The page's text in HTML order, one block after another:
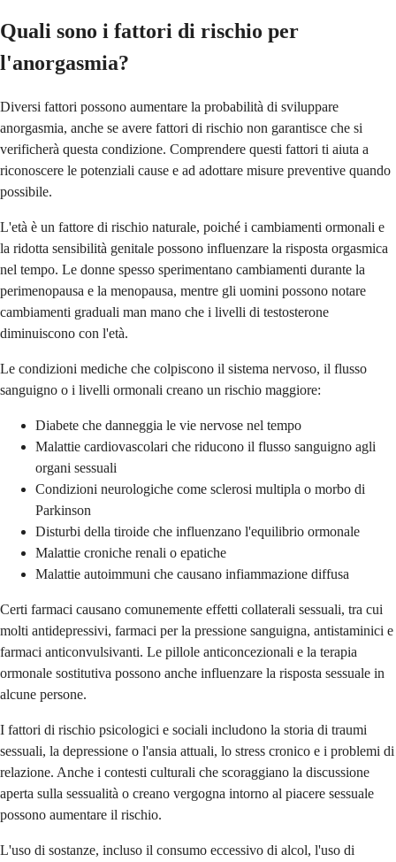
Quali sono i fattori di rischio per
l'anorgasmia?
Diversi fattori possono aumentare la probabilità di sviluppare
anorgasmia, anche se avere fattori di rischio non garantisce che si
verificherà questa condizione. Comprendere questi fattori ti aiuta a
riconoscere le potenziali cause e ad adottare misure preventive quando
possibile.
L'età è un fattore di rischio naturale, poiché i cambiamenti ormonali e
la ridotta sensibilità genitale possono influenzare la risposta orgasmica
nel tempo. Le donne spesso sperimentano cambiamenti durante la
perimenopausa e la menopausa, mentre gli uomini possono notare
cambiamenti graduali man mano che i livelli di testosterone
diminuiscono con l'età.
Le condizioni mediche che colpiscono il sistema nervoso, il flusso
sanguigno o i livelli ormonali creano un rischio maggiore:
Diabete che danneggia le vie nervose nel tempo
Malattie cardiovascolari che riducono il flusso sanguigno agli
organi sessuali
Condizioni neurologiche come sclerosi multipla o morbo di
Parkinson
Disturbi della tiroide che influenzano l'equilibrio ormonale
Malattie croniche renali o epatiche
Malattie autoimmuni che causano infiammazione diffusa
Certi farmaci causano comunemente effetti collaterali sessuali, tra cui
molti antidepressivi, farmaci per la pressione sanguigna, antistaminici e
farmaci anticonvulsivanti. Le pillole anticoncezionali e la terapia
ormonale sostitutiva possono anche influenzare la risposta sessuale in
alcune persone.
I fattori di rischio psicologici e sociali includono la storia di traumi
sessuali, la depressione o l'ansia attuali, lo stress cronico e i problemi di
relazione. Anche i contesti culturali che scoraggiano la discussione
aperta sulla sessualità o creano vergogna intorno al piacere sessuale
possono aumentare il rischio.
L'uso di sostanze, incluso il consumo eccessivo di alcol, l'uso di